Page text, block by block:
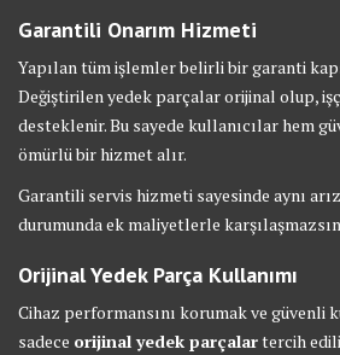
Garantili Onarım Hizmeti
Yapılan tüm işlemler belirli bir garanti
Değiştirilen yedek parçalar orijinal olup,
desteklenir. Bu sayede kullanıcılar hem
ömürlü bir hizmet alır.
Garantili servis hizmeti sayesinde aynı
durumunda ek maliyetlerle
Orijinal Yedek Parça Kullanımı
Cihaz performansını korumak ve güvenli
sadece orijinal yedek parçalartercih